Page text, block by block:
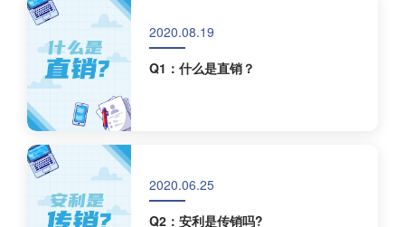
2020.08.19
Q1：什么是直销？
2020.06.25
Q2：安利是传销吗?